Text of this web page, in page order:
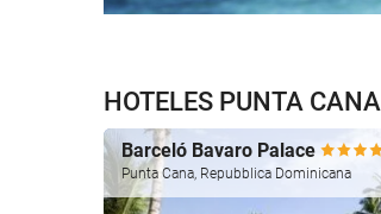
HOTELES PUNTA CANA
Barceló Bavaro Palace
Punta Cana, Repubblica Dominicana